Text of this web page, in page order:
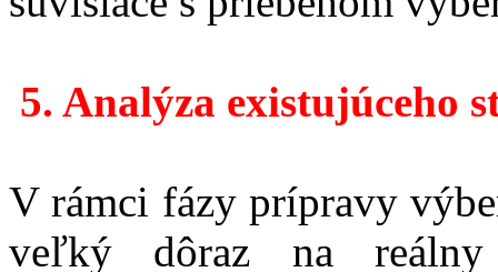
5. Analýza existujúceho
V rámci fázy prípravy
veľký dôraz na